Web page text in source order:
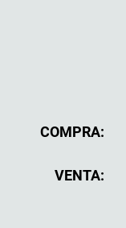
COMPRA:
VENTA: